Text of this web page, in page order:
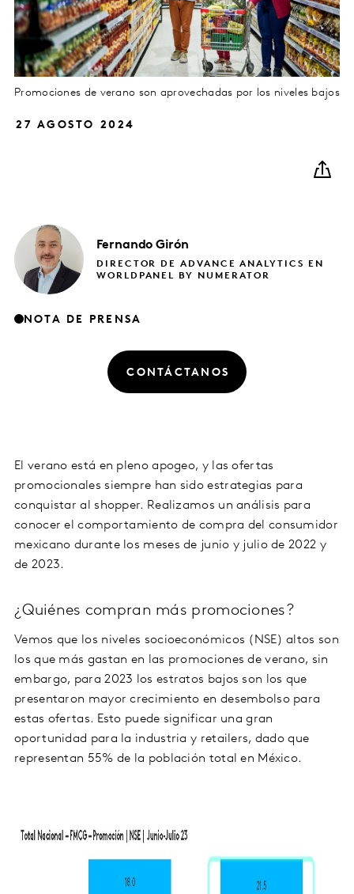
Promociones de verano son aprovechadas por los niveles bajos
27 AGOSTO 2024
Fernando Girón
DIRECTOR DE ADVANCE ANALYTICS EN
WORLDPANEL BY NUMERATOR
NOTA DE PRENSA
CONTÁCTANOS
El verano está en pleno apogeo, y las ofertas
promocionales siempre han sido estrategias para
conquistar al shopper. Realizamos un análisis para
conocer el comportamiento de compra del consumidor
mexicano durante los meses de junio y julio de 2022 y
de 2023.
¿Quiénes compran más promociones?
Vemos que los niveles socioeconómicos (NSE) altos son
los que más gastan en las promociones de verano, sin
embargo, para 2023 los estratos bajos son los que
presentaron mayor crecimiento en desembolso para
estas ofertas. Esto puede significar una gran
oportunidad para la industria y retailers, dado que
representan 55% de la población total en México.